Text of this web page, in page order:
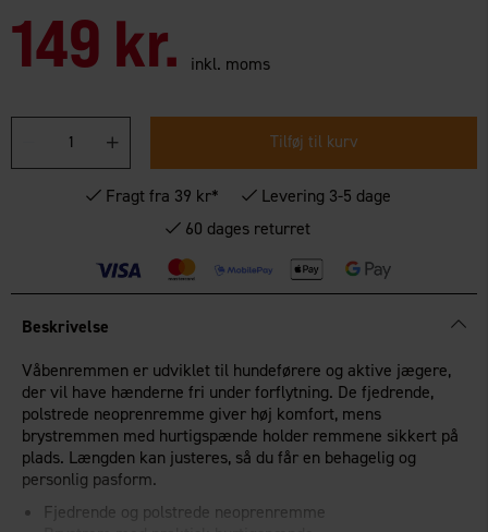
149 kr. inkl. moms
Tilføj til kurv
Fragt fra 39 kr*
Levering 3-5 dage
60 dages returret
Beskrivelse
Våbenremmen er udviklet til hundeførere og aktive jægere,
der vil have hænderne fri under forflytning. De fjedrende,
polstrede neoprenremme giver høj komfort, mens
brystremmen med hurtigspænde holder remmene sikkert på
plads. Længden kan justeres, så du får en behagelig og
personlig pasform.
Fjedrende og polstrede neoprenremme